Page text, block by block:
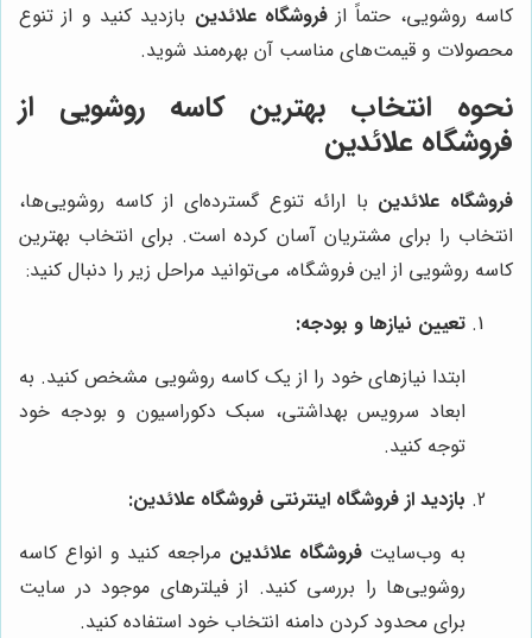
کاسه روشویی، حتماً ازفروشگاه علائدین بازدید کنید و از تنوع
محصولات و قیمت‌های مناسب آن بهره‌مند شوید.
نحوه انتخاب بهترین کاسه روشویی از
فروشگاه علائدین
فروشگاه علائدین با ارائه تنوع گسترده‌ای از کاسه روشویی‌ها،
انتخاب را برای مشتریان آسان کرده است. برای انتخاب بهترین
کاسه روشویی از این فروشگاه، می‌توانید مراحل زیر را دنبال کنید:
تعیین نیازها و بودجه:
ابتدا نیازهای خود را از یک کاسه روشویی مشخص کنید. به
ابعاد سرویس بهداشتی، سبک دکوراسیون و بودجه خود
توجه کنید.
بازدید از فروشگاه اینترنتی فروشگاه علائدین:
به وب‌سایتفروشگاه علائدین مراجعه کنید و انواع کاسه
روشویی‌ها را بررسی کنید. از فیلترهای موجود در سایت
برای محدود کردن دامنه انتخاب خود استفاده کنید.